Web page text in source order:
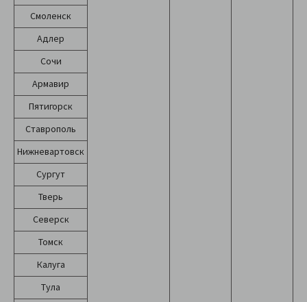
Смоленск
Адлер
Сочи
Армавир
Пятигорск
Ставрополь
Нижневартовск
Сургут
Тверь
Северск
Томск
Калуга
Тула